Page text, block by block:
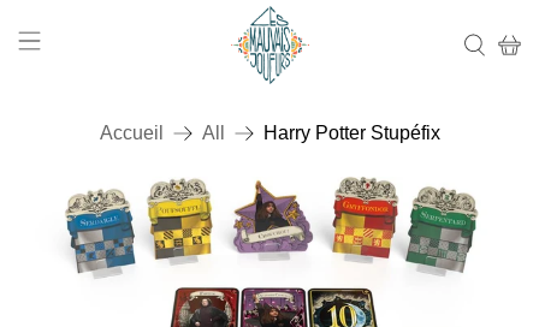
Accueil All Harry Potter Stupéfix